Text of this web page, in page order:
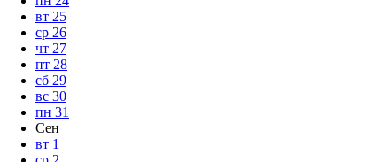
вт 25
ср 26
чт 27
пт 28
сб 29
вс 30
пн 31
Сен
вт 1